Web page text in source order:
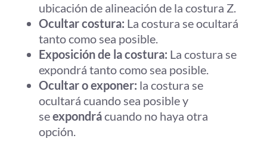
ubicación de alineación de la costura Z.
Ocultar costura: La costura se ocultará
tanto como sea posible.
Exposición de la costura: La costura se
expondrá tanto como sea posible.
Ocultar o exponer: la costura se
ocultará cuando sea posible y
seexpondrácuando no haya otra
opción.